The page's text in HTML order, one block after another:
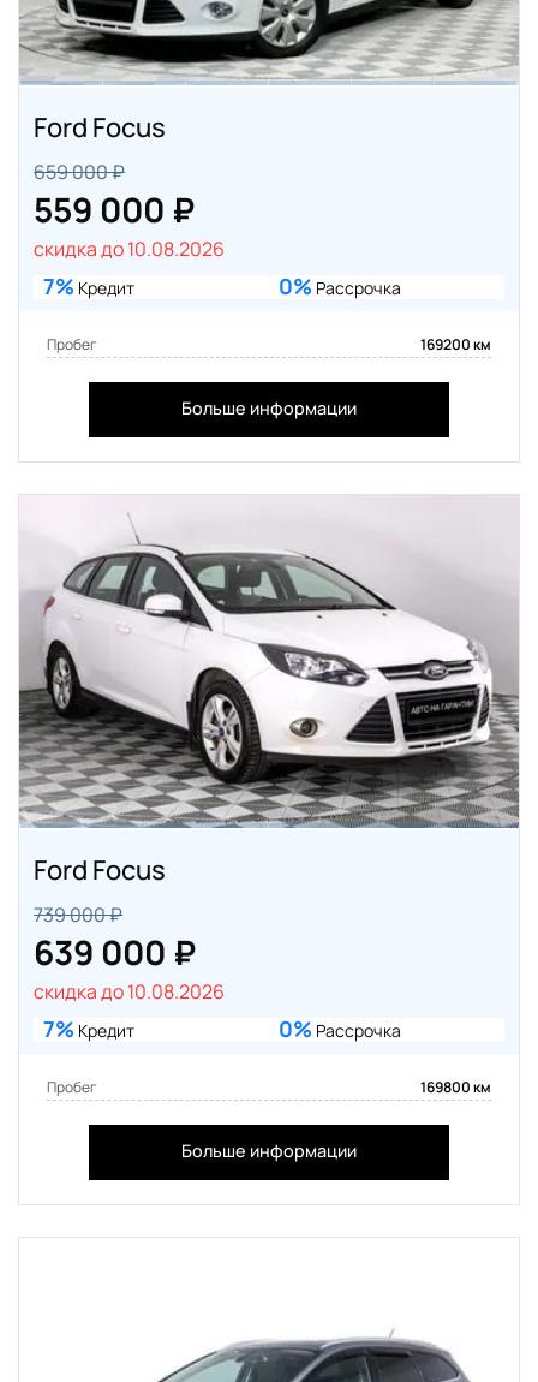
Ford Focus
659 000 ₽
559 000 ₽
скидка до 10.08.2026
7% Кредит 0% Рассрочка
Пробег 169200 км
Больше информации
Ford Focus
739 000 ₽
639 000 ₽
скидка до 10.08.2026
7% Кредит 0% Рассрочка
Пробег 169800 км
Больше информации